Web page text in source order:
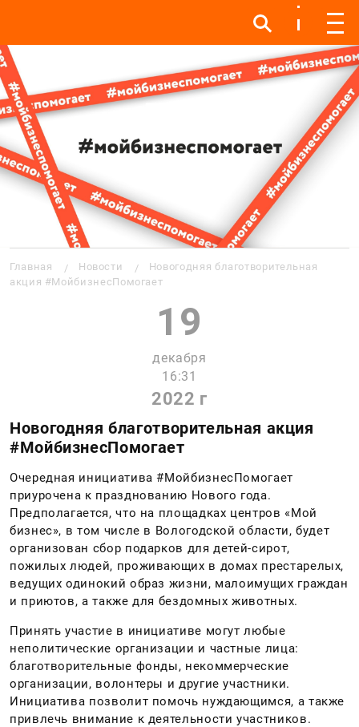
Инфо Инфо Меню
Главная Новости
Новогодняя благотворительная
акция #МойбизнесПомогает
19
декабря
16:31
2022 г
Новогодняя благотворительная акция
#МойбизнесПомогает
Очередная инициатива #МойбизнесПомогает
приурочена к празднованию Нового года.
Предполагается, что на площадках центров «Мой
бизнес», в том числе в Вологодской области, будет
организован сбор подарков для детей-сирот,
пожилых людей, проживающих в домах престарелых,
ведущих одинокий образ жизни, малоимущих граждан
и приютов, а также для бездомных животных.
Принять участие в инициативе могут любые
неполитические организации и частные лица:
благотворительные фонды, некоммерческие
организации, волонтеры и другие участники.
Инициатива позволит помочь нуждающимся, а также
привлечь внимание к деятельности участников.